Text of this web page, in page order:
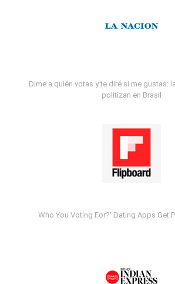
Dime a quién votas y te diré si me gustas:
politizan en Brasil
Who You Voting For?' Dating Apps Get